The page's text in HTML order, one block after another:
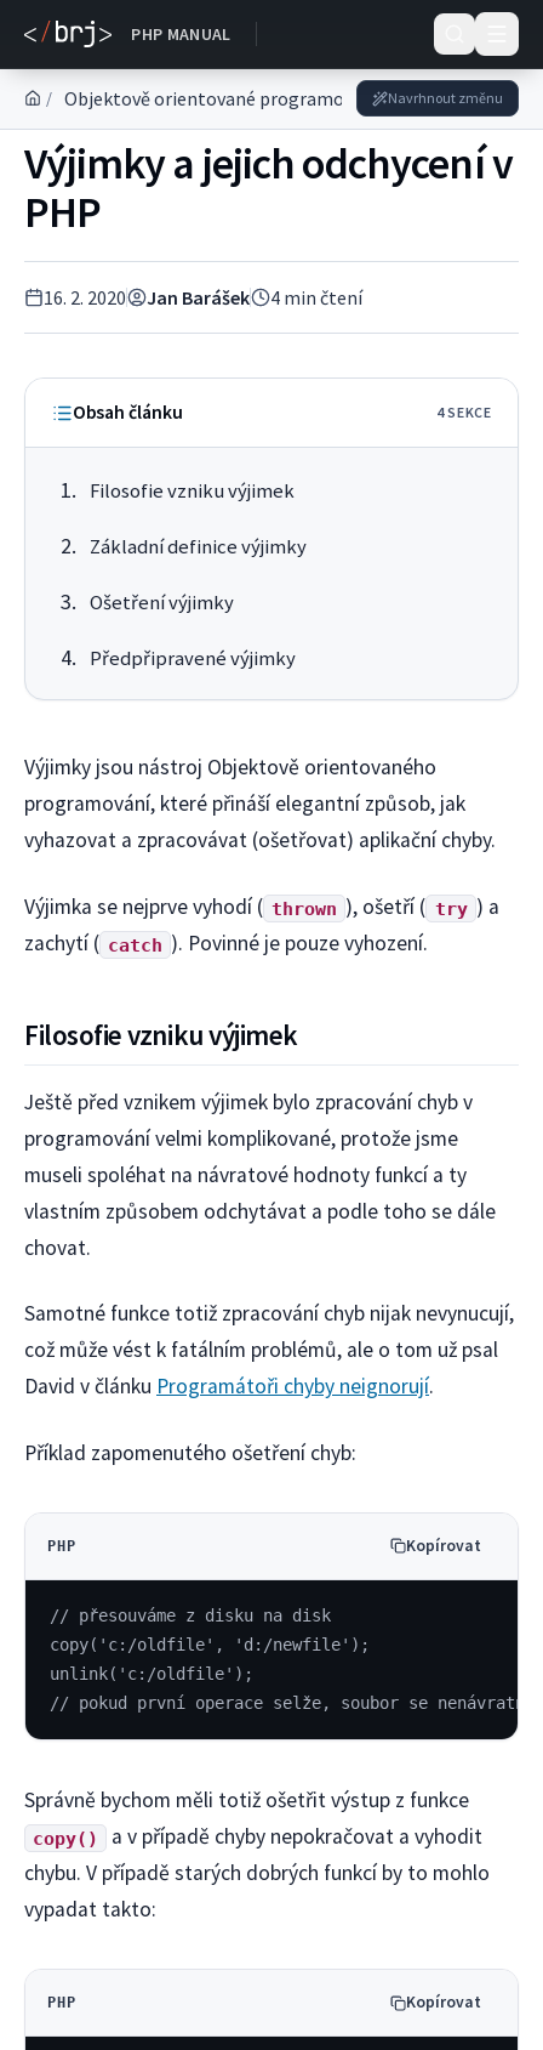
PHP MANUAL
Dokumentace
/ Objektově orientované programování v PHP Seriál o
Navrhnout změnu
Výjimky a jejich odchycení v
PHP
16. 2. 2020 Jan Barášek 4 min čtení
Obsah článku 4SEKCE
Filosofie vzniku výjimek
Základní definice výjimky
Ošetření výjimky
Předpřipravené výjimky
Výjimky jsou nástroj Objektově orientovaného
programování, které přináší elegantní způsob, jak
vyhazovat a zpracovávat (ošetřovat) aplikační chyby.
Výjimka se nejprve vyhodí ( thrown ), ošetří ( try ) a
zachytí ( catch ). Povinné je pouze vyhození.
Filosofie vzniku výjimek
Ještě před vznikem výjimek bylo zpracování chyb v
programování velmi komplikované, protože jsme
museli spoléhat na návratové hodnoty funkcí a ty
vlastním způsobem odchytávat a podle toho se dále
chovat.
Samotné funkce totiž zpracování chyb nijak nevynucují,
což může vést k fatálním problémů, ale o tom už psal
David v článku Programátoři chyby neignorují.
Příklad zapomenutého ošetření chyb:
PHP Kopírovat
// přesouváme z disku na disk
copy('c:/oldfile', 'd:/newfile');
unlink('c:/oldfile');
// pokud první operace selže, soubor se nenávratně
Správně bychom měli totiž ošetřit výstup z funkce
copy()
a v případě chyby nepokračovat a vyhodit
chybu. V případě starých dobrých funkcí by to mohlo
vypadat takto:
PHP Kopírovat